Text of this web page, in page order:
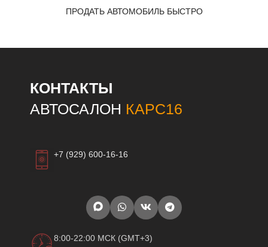
ПРОДАТЬ АВТОМОБИЛЬ БЫСТРО
КОНТАКТЫ
АВТОСАЛОН КАРС16
+7 (929) 600-16-16
8:00-22:00 МСК (GMT+3)